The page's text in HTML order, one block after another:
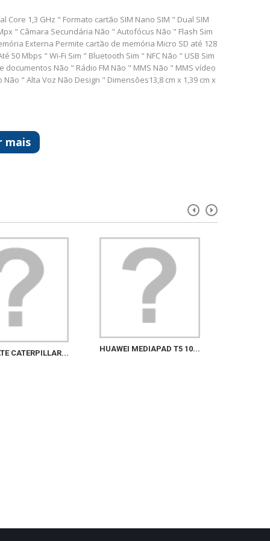
1,3 GHz " Formato cartão SIM Nano SIM " Dual SIM
" Câmara Secundária Não " Autofócus Não " Flash Sim
Externa Permite cartão de memória Micro SD até 128
Mbps " Wi-Fi Sim " Bluetooth Sim " NFC Não " USB Sim
Não " Rádio FM Não " MMS Não " MMS vídeo
" Alta Voz Não Design " Dimensões13,8 cm x 1,39 cm x
mais
CATERPILLAR...
HUAWEI MEDIAPAD T5 10...